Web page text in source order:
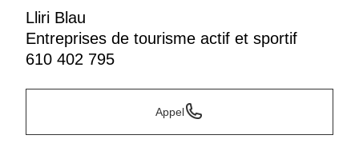
Lliri Blau
Entreprises de tourisme actif et sportif
610 402 795
Appel